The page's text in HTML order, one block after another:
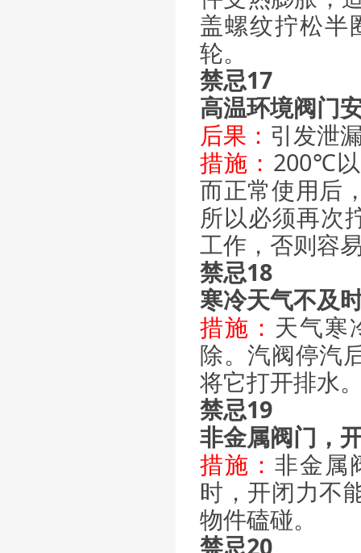
盖螺纹拧松半
轮。
禁忌17
高温环境阀门
后果： 引发泄
措施： 200℃
而正常使用后
所以必须再次
工作，否则容
禁忌18
寒冷天气不及
措施： 天气寒
除。汽阀停汽
将它打开排水
禁忌19
非金属阀门，
措施：非金属
时，开闭力不
物件磕碰。
禁忌20